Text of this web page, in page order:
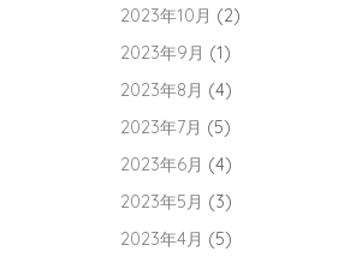
2023年10月 (2)
2023年9月 (1)
2023年8月 (4)
2023年7月 (5)
2023年6月 (4)
2023年5月 (3)
2023年4月 (5)